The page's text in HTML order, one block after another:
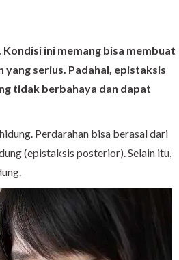
ini memang bisa membuat
serius. Padahal, epistaksis
tidak berbahaya dan dapat
Perdarahan bisa berasal dari
(epistaksis posterior). Selain itu,